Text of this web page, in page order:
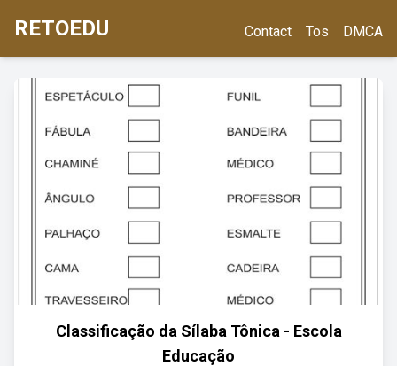
RETOEDU Contact Tos DMCA
Classificação da Sílaba Tônica - Escola
Educação